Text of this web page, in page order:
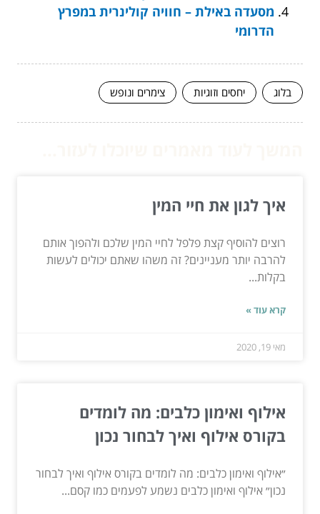
מסעדה באילת – חוויה קולינרית במפרץ
הדרומי
בלוג יחסים וזוגיות צימרים ונופש
איך לגון את חיי המין
רוצים להוסיף קצת פלפל לחיי המין שלכם ולהפוך אותם
להרבה יותר מעניינים? זה משהו שאתם יכולים לעשות
בקלות...
קרא עוד »
מאי 19, 2020
אילוף ואימון כלבים: מה לומדים
בקורס אילוף ואיך לבחור נכון
״אילוף ואימון כלבים: מה לומדים בקורס אילוף ואיך לבחור
נכון״ אילוף ואימון כלבים נשמע לפעמים כמו קסם...